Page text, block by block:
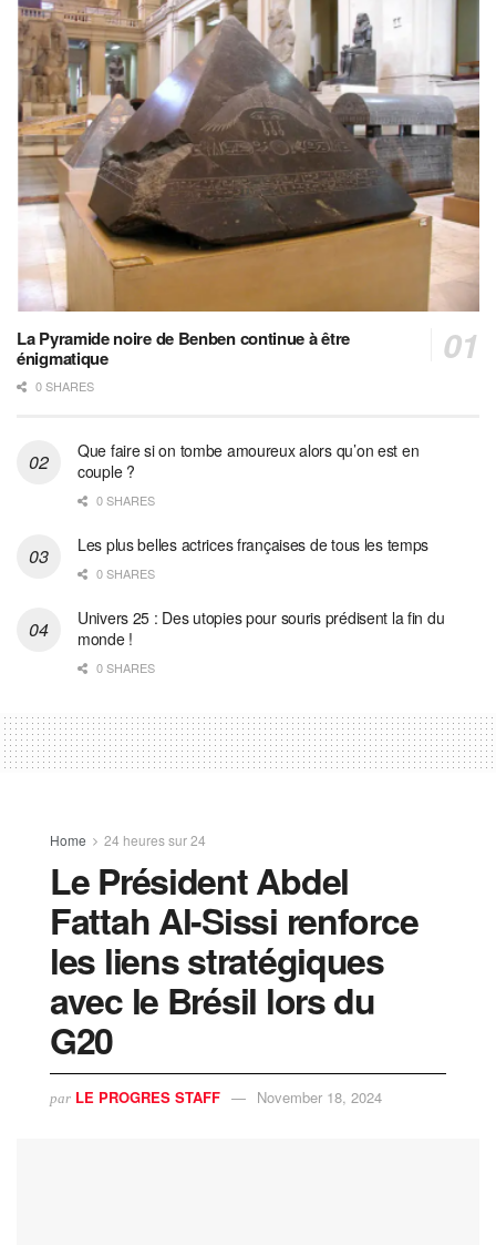
La Pyramide noire de Benben continue à être
énigmatique
0 SHARES
Que faire si on tombe amoureux alors qu’on est en
couple ?
0 SHARES
Les plus belles actrices françaises de tous les temps
0 SHARES
Univers 25 : Des utopies pour souris prédisent la fin du
monde !
0 SHARES
Home 24 heures sur 24
Le Président Abdel
Fattah Al-Sissi renforce
les liens stratégiques
avec le Brésil lors du
G20
par LE PROGRES STAFF November 18, 2024